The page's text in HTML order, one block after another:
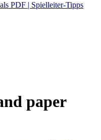
PDF | Spielleiter-Tipps
paper